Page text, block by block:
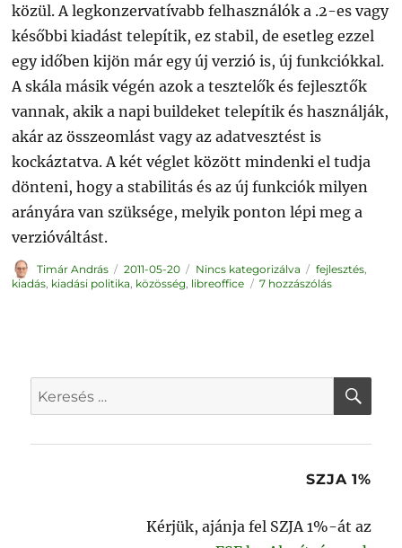
közül. A legkonzervatívabb felhasználók a .2-es vagy
későbbi kiadást telepítik, ez stabil, de esetleg ezzel
egy időben kijön már egy új verzió is, új funkciókkal.
A skála másik végén azok a tesztelők és fejlesztők
vannak, akik a napi buildeket telepítik és használják,
akár az összeomlást vagy az adatvesztést is
kockáztatva. A két véglet között mindenki el tudja
dönteni, hogy a stabilitás és az új funkciók milyen
arányára van szüksége, melyik ponton lépi meg a
verzióváltást.
Szerző
Timár András Közzétéve
2011-05-20 Kategória
Nincs kategorizálva Címke
fejlesztés,
kiadás, kiadási politika, közösség, libreoffice 7 hozzászólásA
Keresés
a
SZJA 1%
Kérjük, ajánja fel SZJA 1%-át az